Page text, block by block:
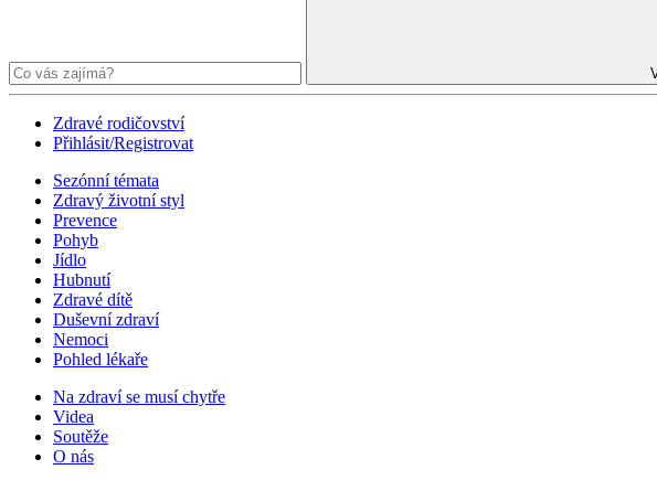
Zdravé rodičovství
Přihlásit/Registrovat
Sezónní témata
Zdravý životní styl
Prevence
Pohyb
Jídlo
Hubnutí
Zdravé dítě
Duševní zdraví
Nemoci
Pohled lékaře
Na zdraví se musí chytře
Videa
Soutěže
O nás